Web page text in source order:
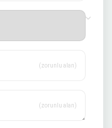
(zorunlu alan)
(zorunlu alan)